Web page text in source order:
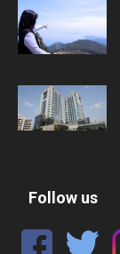
Follow us